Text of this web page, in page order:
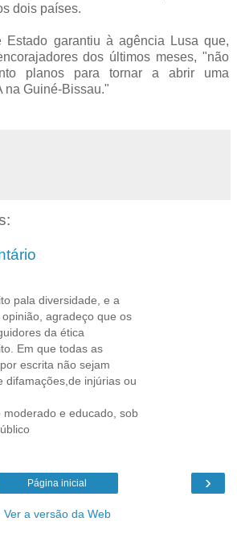
dois países.
Estado garantiu à agência Lusa que,
dos últimos meses, "não
planos para tornar a abrir uma
na Guiné-Bissau."
pala diversidade, e a
agradeço que os
da ética
Em que todas as
escrita não sejam
difamações,de injúrias ou
e educado, sob
›
Página inicial
Ver a versão da Web